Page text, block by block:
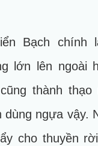
Bạch chính
lớn lên ngoài
thành
dùng ngựa vậy.
cho thuyền